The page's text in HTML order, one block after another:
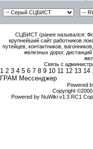
СЦБИСТ (ранее назывался:
крупнейший сайт работников
путейцев, контактников,
железных дорог,
Связь с
1 2 3 4 5 6 7 8 9 10 11 12 13 14
ГРАМ Мессенджер
Powered
Copyright
Powered by NuWiki v1.3 RC1